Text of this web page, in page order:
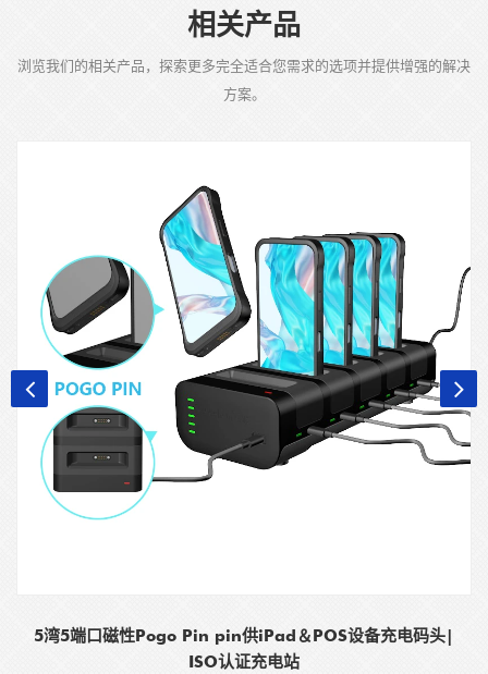
相关产品
浏览我们的相关产品，探索更多完全适合您需求的选项并提供增强的解决
方案。
5湾5端口磁性Pogo Pin pin供iPad＆POS设备充电码头|
ISO认证充电站